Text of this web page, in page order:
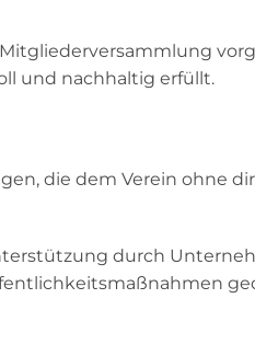
und nachhaltig erfüllt.
die dem Verein ohne
durch